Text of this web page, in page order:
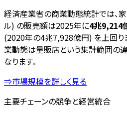
経済産業省の商業動態統計では、
ル) の販売額は2025年に4兆9,214
(2020年の4兆7,928億円) を上回り
業動態は量販店という集計範囲の
なります。
⇒市場規模を詳しく見る
主要チェーンの競争と経営統合